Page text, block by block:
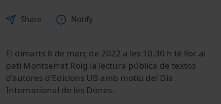
Share Notify
El dimarts 8 de març de 2022 a les 10.30 h té lloc al
pati Montserrat Roig la lectura pública de textos
d’autores d’Edicions UB amb motiu del Dia
Internacional de les Dones.